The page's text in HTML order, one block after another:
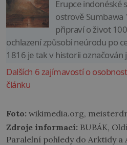
Erupce indonéské
ostrově Sumbawa
připraví o život
ochlazení způsobí neúrodu po
1816 je tak v historii označován
Dalších 6 zajímavostí o
článku
Foto: wikimedia.org,
Zdroje informací: BUBÁK,
Paralelní pohledy do Arktidy